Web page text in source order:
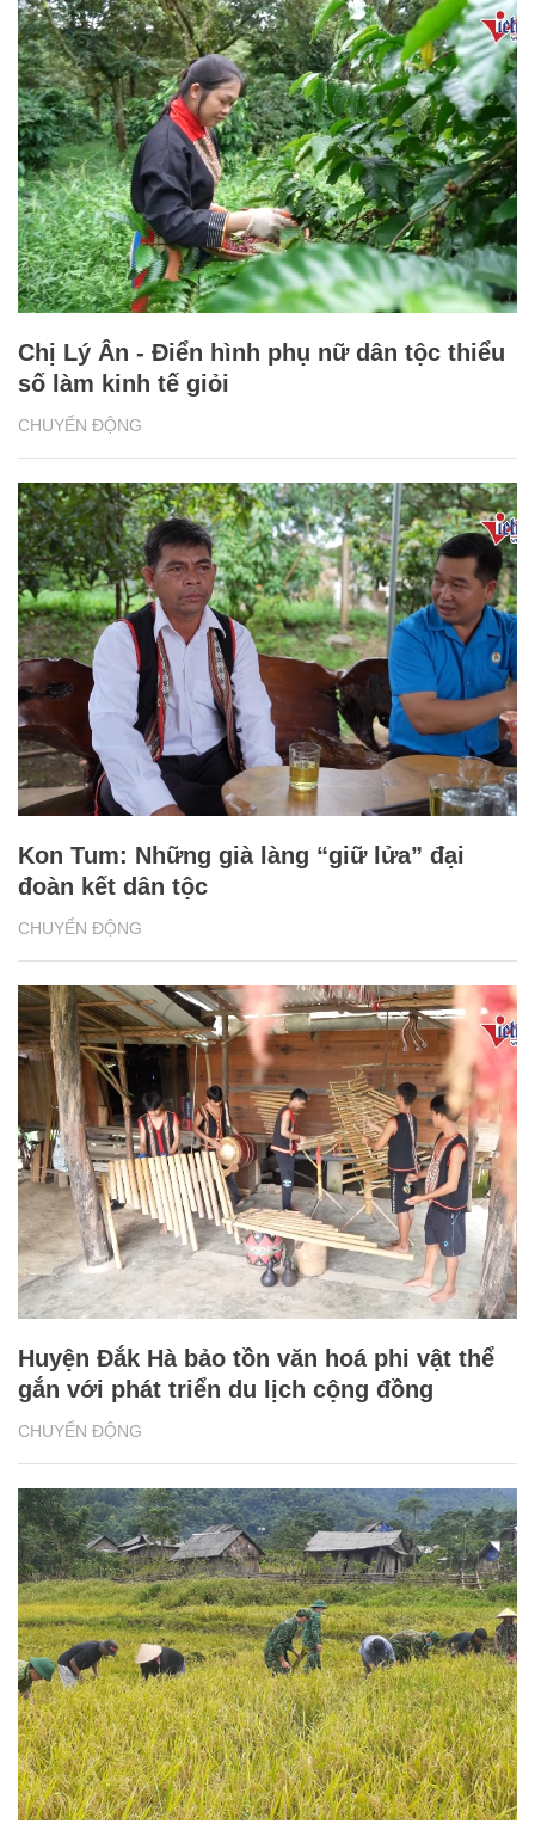
CHUYỂN ĐỘNG
Chị Lý Ân - Điển hình phụ nữ dân tộc thiểu
số làm kinh tế giỏi
CHUYỂN ĐỘNG
Kon Tum: Những già làng “giữ lửa” đại
đoàn kết dân tộc
CHUYỂN ĐỘNG
Huyện Đắk Hà bảo tồn văn hoá phi vật thể
gắn với phát triển du lịch cộng đồng